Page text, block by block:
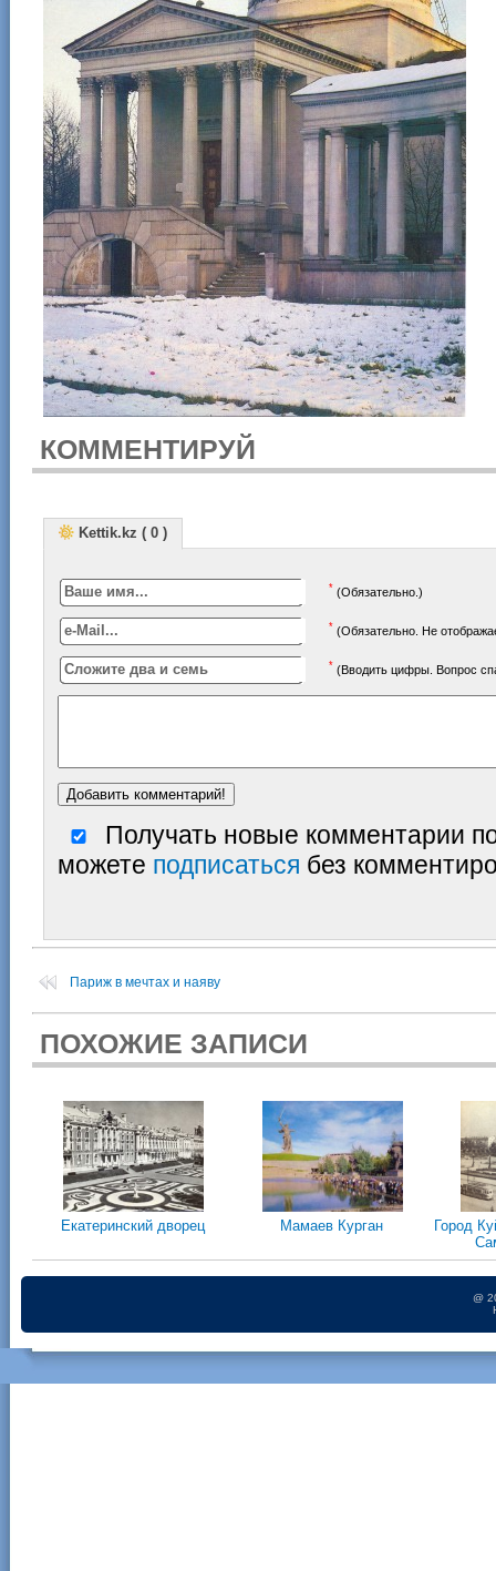
КОММЕНТИРУЙ
Kettik.kz ( 0 )
* (Обязательно.)
* (Обязательно. Не
* (Вводить цифры. Вопрос
Получать новые комментарии
можете подписаться без
Париж в мечтах и наяву
ПОХОЖИЕ ЗАПИСИ
Екатеринский дворец Мамаев Курган
Город
@